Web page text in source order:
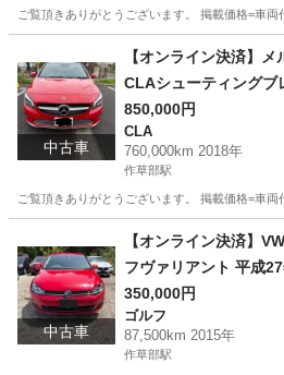
ご覧頂きありがとうございます。 掲載価格=車
作草部駅 ヴィッツ
中古車
【オンライン決済】
CLAシューティングブ
850,000円
CLA
760,000km 2018年
作草部駅
ご覧頂きありがとうございます。 掲載価格=車
作草部駅 CLA
中古車
【オンライン決済】
フヴァリアント 平成
350,000円
ゴルフ
87,500km 2015年
作草部駅